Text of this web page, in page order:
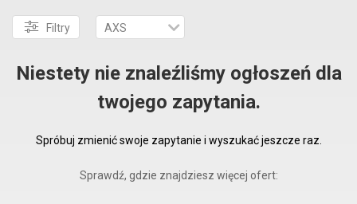
Filtry AXS
Niestety nie znaleźliśmy ogłoszeń dla
twojego zapytania.
Spróbuj zmienić swoje zapytanie i wyszukać jeszcze raz.
Sprawdź, gdzie znajdziesz więcej ofert: